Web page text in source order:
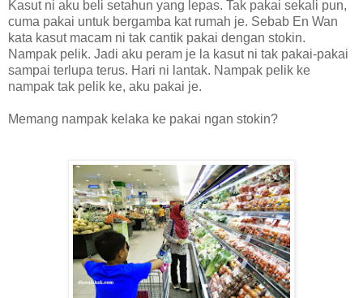
Kasut ni aku beli setahun yang lepas. Tak pakai sekali pun,
cuma pakai untuk bergamba kat rumah je. Sebab En Wan
kata kasut macam ni tak cantik pakai dengan stokin.
Nampak pelik. Jadi aku peram je la kasut ni tak pakai-pakai
sampai terlupa terus. Hari ni lantak. Nampak pelik ke
nampak tak pelik ke, aku pakai je.
Memang nampak kelaka ke pakai ngan stokin?